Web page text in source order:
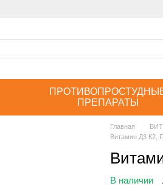
ПРЕПАРАТЫ
Главная
Витамин Д3 К2,
В наличии